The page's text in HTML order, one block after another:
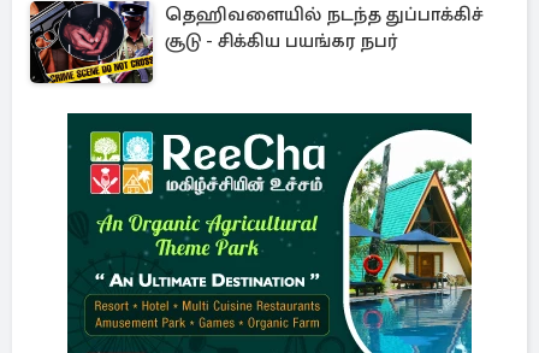
தெஹிவளையில் நடந்த துப்பாக்கிச்
சூடு - சிக்கிய பயங்கர நபர்